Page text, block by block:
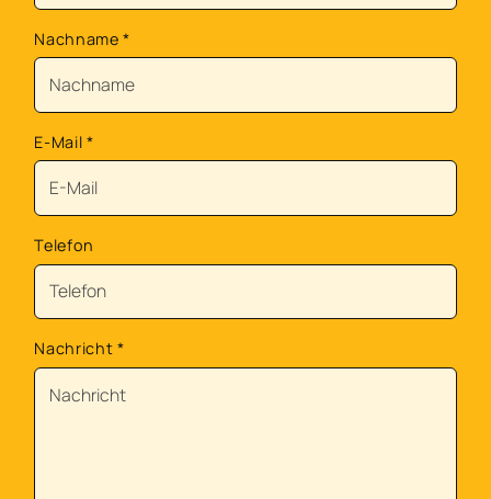
Nachname*
E-Mail *
Telefon
Nachricht *